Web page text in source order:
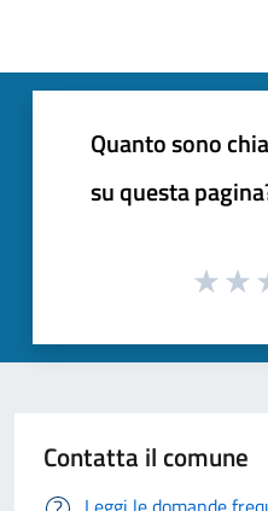
Quanto sono
su questa
Contatta il comune